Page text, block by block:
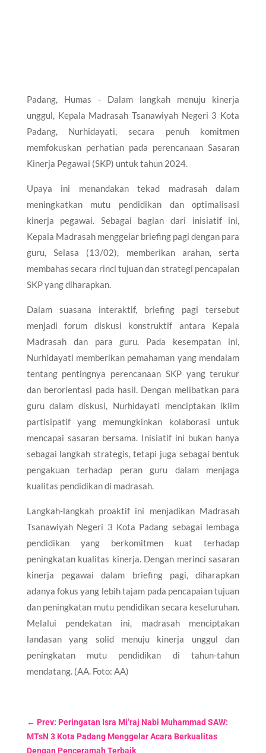
Padang, Humas - Dalam langkah menuju kinerja
unggul, Kepala Madrasah Tsanawiyah Negeri 3 Kota
Padang, Nurhidayati, secara penuh komitmen
memfokuskan perhatian pada perencanaan Sasaran
Kinerja Pegawai (SKP) untuk tahun 2024.
Upaya ini menandakan tekad madrasah dalam
meningkatkan mutu pendidikan dan optimalisasi
kinerja pegawai. Sebagai bagian dari inisiatif ini,
Kepala Madrasah menggelar briefing pagi dengan para
guru, Selasa (13/02), memberikan arahan, serta
membahas secara rinci tujuan dan strategi pencapaian
SKP yang diharapkan.
Dalam suasana interaktif, briefing pagi tersebut
menjadi forum diskusi konstruktif antara Kepala
Madrasah dan para guru. Pada kesempatan ini,
Nurhidayati memberikan pemahaman yang mendalam
tentang pentingnya perencanaan SKP yang terukur
dan berorientasi pada hasil. Dengan melibatkan para
guru dalam diskusi, Nurhidayati menciptakan iklim
partisipatif yang memungkinkan kolaborasi untuk
mencapai sasaran bersama. Inisiatif ini bukan hanya
sebagai langkah strategis, tetapi juga sebagai bentuk
pengakuan terhadap peran guru dalam menjaga
kualitas pendidikan di madrasah.
Langkah-langkah proaktif ini menjadikan Madrasah
Tsanawiyah Negeri 3 Kota Padang sebagai lembaga
pendidikan yang berkomitmen kuat terhadap
peningkatan kualitas kinerja. Dengan merinci sasaran
kinerja pegawai dalam briefing pagi, diharapkan
adanya fokus yang lebih tajam pada pencapaian tujuan
dan peningkatan mutu pendidikan secara keseluruhan.
Melalui pendekatan ini, madrasah menciptakan
landasan yang solid menuju kinerja unggul dan
peningkatan mutu pendidikan di tahun-tahun
mendatang. (AA. Foto: AA)
← Prev: Peringatan Isra Mi’raj Nabi Muhammad SAW:
MTsN 3 Kota Padang Menggelar Acara Berkualitas
Dengan Penceramah Terbaik